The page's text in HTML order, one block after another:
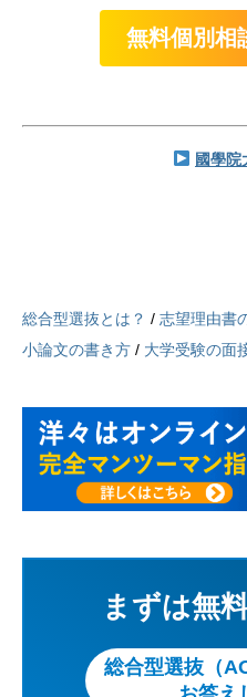
無料個別相
國學院
総合型選抜とは？ / 志望理由書
小論文の書き方 / 大学受験の面
まずは無
総合型選抜（